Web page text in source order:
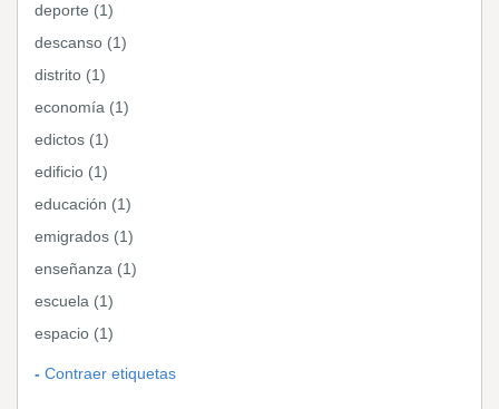
deporte (1)
descanso (1)
distrito (1)
economía (1)
edictos (1)
edificio (1)
educación (1)
emigrados (1)
enseñanza (1)
escuela (1)
espacio (1)
Contraer etiquetas